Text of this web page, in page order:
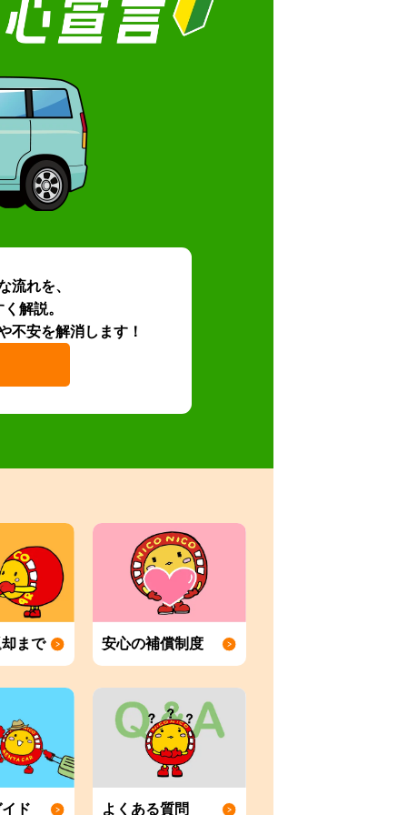
流れを、
解説。
不安を解消します！
まで 安心の補償制度
ド よくある質問